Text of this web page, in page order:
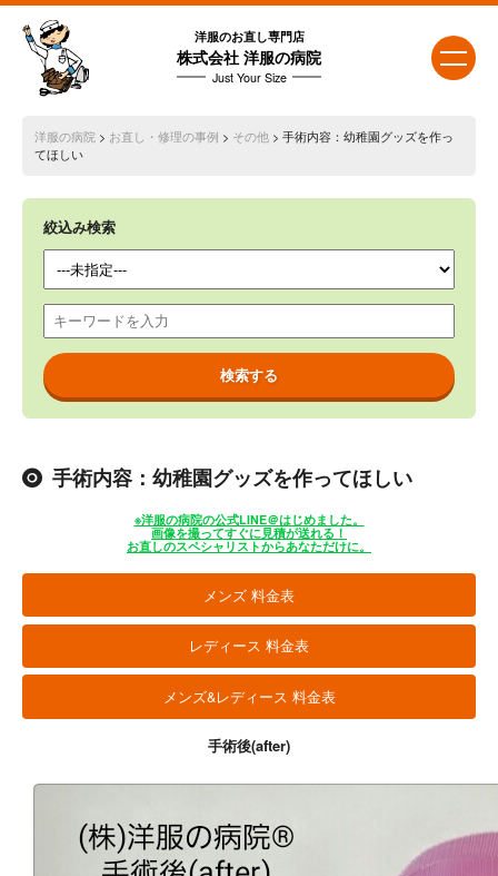
洋服のお直し専門店
株式会社 洋服の病院
Just Your Size
洋服の病院 > お直し・修理の事例 > その他> 手術内容：幼稚園グッズを作っ
てほしい
絞込み検索
手術内容：幼稚園グッズを作ってほしい
※洋服の病院の公式LINE＠はじめました。
画像を撮ってすぐに見積が送れる！
お直しのスペシャリストからあなただけに。
メンズ 料金表
レディース 料金表
メンズ&レディース 料金表
手術後(after)